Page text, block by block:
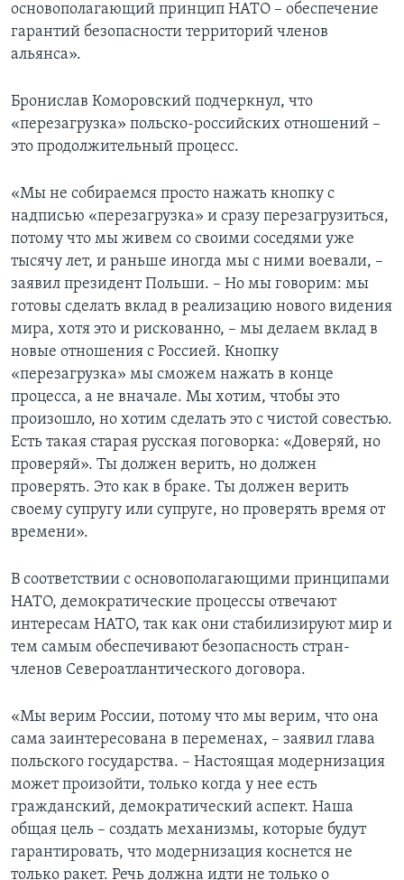
основополагающий принцип НАТО – обеспечение
гарантий безопасности территорий членов
альянса».
Бронислав Коморовский подчеркнул, что
«перезагрузка» польско-российских отношений –
это продолжительный процесс.
«Мы не собираемся просто нажать кнопку с
надписью «перезагрузка» и сразу перезагрузиться,
потому что мы живем со своими соседями уже
тысячу лет, и раньше иногда мы с ними воевали, –
заявил президент Польши. – Но мы говорим: мы
готовы сделать вклад в реализацию нового видения
мира, хотя это и рискованно, – мы делаем вклад в
новые отношения с Россией. Кнопку
«перезагрузка» мы сможем нажать в конце
процесса, а не вначале. Мы хотим, чтобы это
произошло, но хотим сделать это с чистой совестью.
Есть такая старая русская поговорка: «Доверяй, но
проверяй». Ты должен верить, но должен
проверять. Это как в браке. Ты должен верить
своему супругу или супруге, но проверять время от
времени».
В соответствии с основополагающими принципами
НАТО, демократические процессы отвечают
интересам НАТО, так как они стабилизируют мир и
тем самым обеспечивают безопасность стран-
членов Североатлантического договора.
«Мы верим России, потому что мы верим, что она
сама заинтересована в переменах, – заявил глава
польского государства. – Настоящая модернизация
может произойти, только когда у нее есть
гражданский, демократический аспект. Наша
общая цель – создать механизмы, которые будут
гарантировать, что модернизация коснется не
только ракет. Речь должна идти не только о